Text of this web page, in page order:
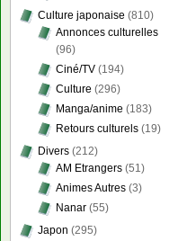
Culture japonaise (810)
Annonces culturelles
(96)
Ciné/TV (194)
Culture (296)
Manga/anime (183)
Retours culturels (19)
Divers (212)
AM Etrangers (51)
Animes Autres (3)
Nanar (55)
Japon (295)